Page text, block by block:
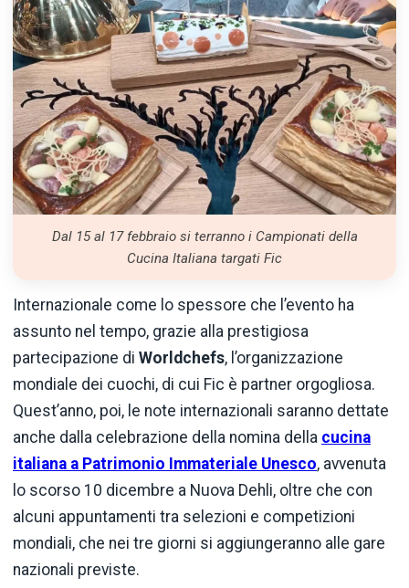
Dal 15 al 17 febbraio si terranno i Campionati della
Cucina Italiana targati Fic
Internazionale come lo spessore che l’evento ha
assunto nel tempo, grazie alla prestigiosa
partecipazione di Worldchefs, l’organizzazione
mondiale dei cuochi, di cui Fic è partner orgogliosa.
Quest’anno, poi, le note internazionali saranno dettate
anche dalla celebrazione della nomina della cucina
italiana a Patrimonio Immateriale Unesco, avvenuta
lo scorso 10 dicembre a Nuova Dehli, oltre che con
alcuni appuntamenti tra selezioni e competizioni
mondiali, che nei tre giorni si aggiungeranno alle gare
nazionali previste.